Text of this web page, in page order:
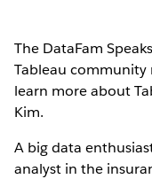
The DataFam
Tableau
learn more about
Kim.
A big data
analyst in the